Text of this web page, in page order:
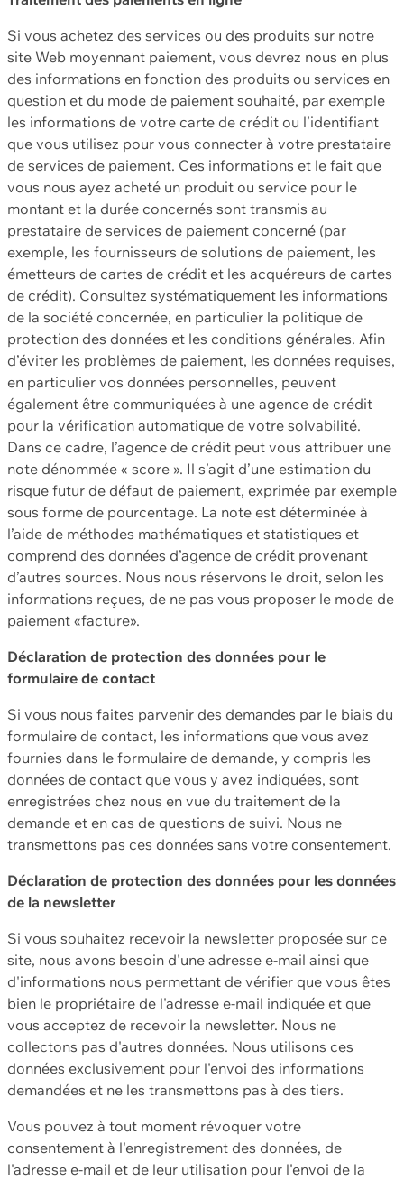
Si vous achetez des services ou des produits sur notre
site Web moyennant paiement, vous devrez nous en plus
des informations en fonction des produits ou services en
question et du mode de paiement souhaité, par exemple
les informations de votre carte de crédit ou l’identifiant
que vous utilisez pour vous connecter à votre prestataire
de services de paiement. Ces informations et le fait que
vous nous ayez acheté un produit ou service pour le
montant et la durée concernés sont transmis au
prestataire de services de paiement concerné (par
exemple, les fournisseurs de solutions de paiement, les
émetteurs de cartes de crédit et les acquéreurs de cartes
de crédit). Consultez systématiquement les informations
de la société concernée, en particulier la politique de
protection des données et les conditions générales. Afin
d’éviter les problèmes de paiement, les données requises,
en particulier vos données personnelles, peuvent
également être communiquées à une agence de crédit
pour la vérification automatique de votre solvabilité.
Dans ce cadre, l’agence de crédit peut vous attribuer une
note dénommée « score ». Il s’agit d’une estimation du
risque futur de défaut de paiement, exprimée par exemple
sous forme de pourcentage. La note est déterminée à
l’aide de méthodes mathématiques et statistiques et
comprend des données d’agence de crédit provenant
d’autres sources. Nous nous réservons le droit, selon les
informations reçues, de ne pas vous proposer le mode de
paiement «facture».
Déclaration de protection des données pour le
formulaire de contact
Si vous nous faites parvenir des demandes par le biais du
formulaire de contact, les informations que vous avez
fournies dans le formulaire de demande, y compris les
données de contact que vous y avez indiquées, sont
enregistrées chez nous en vue du traitement de la
demande et en cas de questions de suivi. Nous ne
transmettons pas ces données sans votre consentement.
Déclaration de protection des données pour les données
de la newsletter
Si vous souhaitez recevoir la newsletter proposée sur ce
site, nous avons besoin d'une adresse e-mail ainsi que
d'informations nous permettant de vérifier que vous êtes
bien le propriétaire de l'adresse e-mail indiquée et que
vous acceptez de recevoir la newsletter. Nous ne
collectons pas d'autres données. Nous utilisons ces
données exclusivement pour l'envoi des informations
demandées et ne les transmettons pas à des tiers.
Vous pouvez à tout moment révoquer votre
consentement à l'enregistrement des données, de
l'adresse e-mail et de leur utilisation pour l'envoi de la